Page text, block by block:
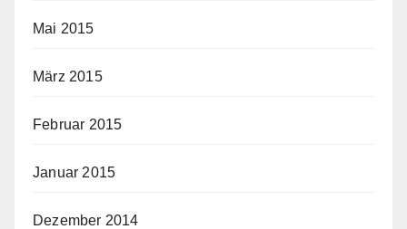
Mai 2015
März 2015
Februar 2015
Januar 2015
Dezember 2014